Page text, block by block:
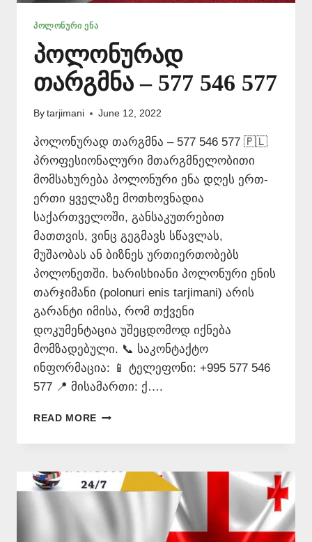
ᲞᲝᲚᲝᲜᲣᲠᲘ ᲔᲜᲐ
პოლონურად
თარგმნა – 577 546 577
By tarjimani June 12, 2022
პოლონურად თარგმნა – 577 546 577 🇵🇱
პროფესიონალური მთარგმნელობითი
მომსახურება პოლონური ენა დღეს ერთ-
ერთი ყველაზე მოთხოვნადია
საქართველოში, განსაკუთრებით
მათთვის, ვინც გეგმავს სწავლას,
მუშაობას ან ბიზნეს ურთიერთობებს
პოლონეთში. ხარისხიანი პოლონური ენის
თარჯიმანი (polonuri enis tarjimani) არის
გარანტი იმისა, რომ თქვენი
დოკუმენტაცია უშეცდომოდ იქნება
მომზადებული. 📞 საკონტაქტო
ინფორმაცია: 📱 ტელეფონი: +995 577 546
577 📍 მისამართი: ქ….
READ MORE ᲞᲝᲚᲝᲜᲣᲠᲐᲓ
–
546
577